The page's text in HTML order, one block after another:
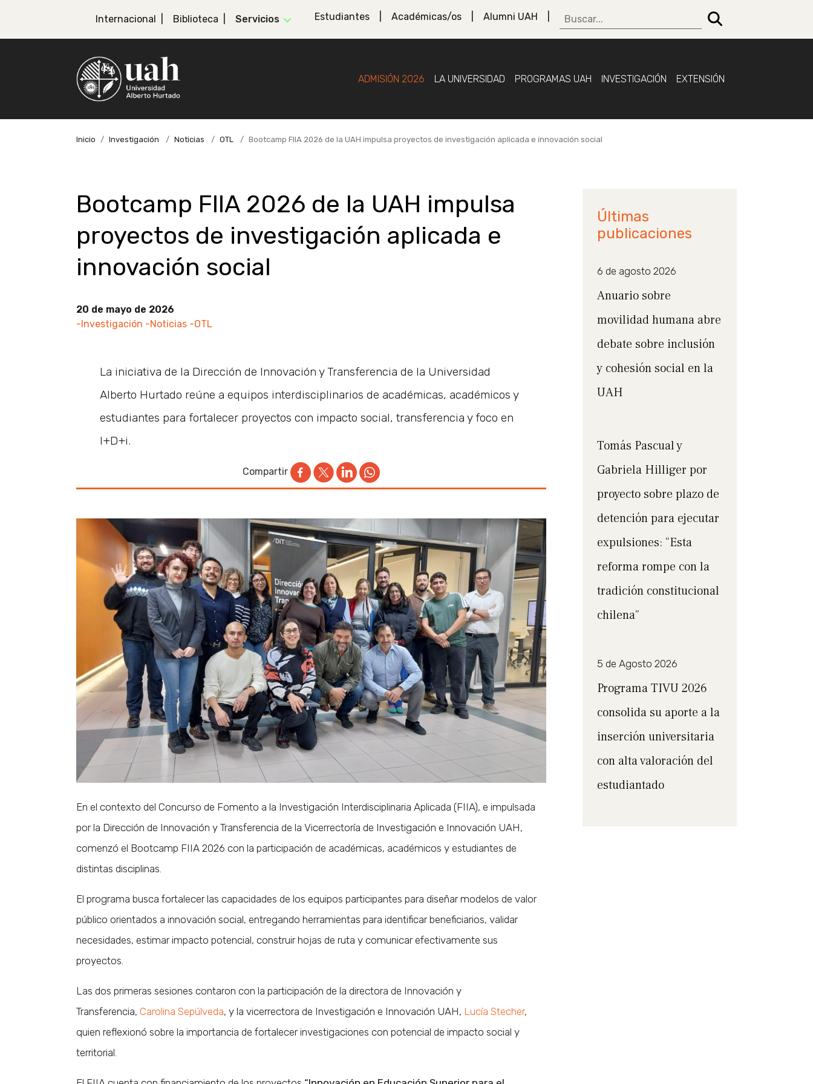
Internacional Biblioteca Servicios Estudiantes Académicas/os Alumni UAH
ADMISIÓN 2026 LA UNIVERSIDAD PROGRAMAS UAH INVESTIGACIÓN EXTENSIÓN
Inicio Investigación Noticias OTL Bootcamp FIIA 2026 de la UAH impulsa proyectos de investigación aplicada e innovación social
Bootcamp FIIA 2026 de la UAH impulsa
proyectos de investigación aplicada e
innovación social
20 de mayo de 2026
-Investigación -Noticias -OTL
La iniciativa de la Dirección de Innovación y Transferencia de la Universidad
Alberto Hurtado reúne a equipos interdisciplinarios de académicas, académicos y
estudiantes para fortalecer proyectos con impacto social, transferencia y foco en
I+D+i.
Compartir
En el contexto del Concurso de Fomento a la Investigación Interdisciplinaria Aplicada (FIIA), e impulsada
por la Dirección de Innovación y Transferencia de la Vicerrectoría de Investigación e Innovación UAH,
comenzó el Bootcamp FIIA 2026 con la participación de académicas, académicos y estudiantes de
distintas disciplinas.
El programa busca fortalecer las capacidades de los equipos participantes para diseñar modelos de valor
público orientados a innovación social, entregando herramientas para identificar beneficiarios, validar
necesidades, estimar impacto potencial, construir hojas de ruta y comunicar efectivamente sus
proyectos.
Las dos primeras sesiones contaron con la participación de la directora de Innovación y
Transferencia, Carolina Sepúlveda, y la vicerrectora de Investigación e Innovación UAH, Lucía Stecher,
quien reflexionó sobre la importancia de fortalecer investigaciones con potencial de impacto social y
territorial.
Últimas
publicaciones
6 de agosto 2026
Anuario sobre
movilidad humana abre
debate sobre inclusión
y cohesión social en la
UAH
Tomás Pascual y
Gabriela Hilliger por
proyecto sobre plazo de
detención para ejecutar
expulsiones: “Esta
reforma rompe con la
tradición constitucional
chilena”
5 de Agosto 2026
Programa TIVU 2026
consolida su aporte a la
inserción universitaria
con alta valoración del
estudiantado